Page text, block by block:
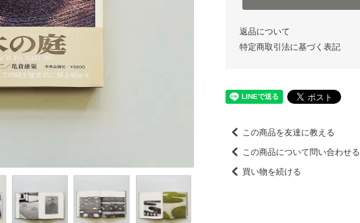
返品について
特定商取引法に基づく表記
この商品を友達に教える
この商品について問い合わせる
買い物を続ける